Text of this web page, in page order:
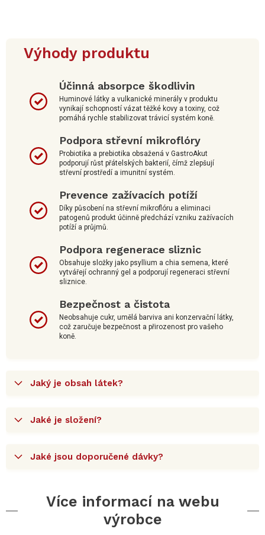
Výhody produktu
Účinná absorpce škodlivin
Huminové látky a vulkanické minerály v produktu
vynikají schopností vázat těžké kovy a toxiny, což
pomáhá rychle stabilizovat trávicí systém koně.
Podpora střevní mikroflóry
Probiotika a prebiotika obsažená v GastroAkut
podporují růst přátelských bakterií, čímž zlepšují
střevní prostředí a imunitní systém.
Prevence zažívacích potíží
Díky působení na střevní mikroflóru a eliminaci
patogenů produkt účinně předchází vzniku zažívacích
potíží a průjmů.
Podpora regenerace sliznic
Obsahuje složky jako psyllium a chia semena, které
vytvářejí ochranný gel a podporují regeneraci střevní
sliznice.
Bezpečnost a čistota
Neobsahuje cukr, umělá barviva ani konzervační látky,
což zaručuje bezpečnost a přirozenost pro vašeho
koně.
Jaký je obsah látek?
Jaké je složení?
Jaké jsou doporučené dávky?
Více informací na webu
výrobce